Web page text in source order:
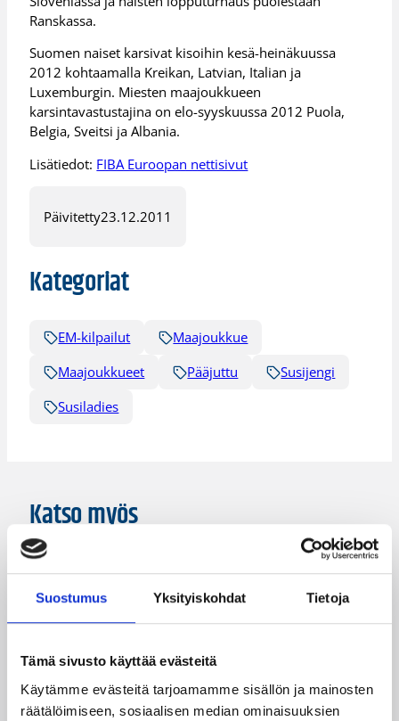
Suostumus Yksityiskohdat Tietoja
Tämä sivusto käyttää evästeitä
Käytämme evästeitä tarjoamamme sisällön ja mainosten
räätälöimiseen, sosiaalisen median ominaisuuksien
Ranskassa.
Suomen naiset karsivat kisoihin kesä-heinäkuussa
2012 kohtaamalla Kreikan, Latvian, Italian ja
Luxemburgin. Miesten maajoukkueen
karsintavastustajina on elo-syyskuussa 2012 Puola,
Belgia, Sveitsi ja Albania.
Lisätiedot: FIBA Euroopan nettisivut
Päivitetty23.12.2011
Kategoriat
EM-kilpailut
Maajoukkue
Maajoukkueet
Pääjuttu
Susijengi
Susiladies
Katso myös